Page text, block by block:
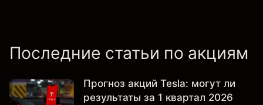
Последние статьи по акциям
Прогноз акций Tesla: могут ли
результаты за 1 квартал 2026